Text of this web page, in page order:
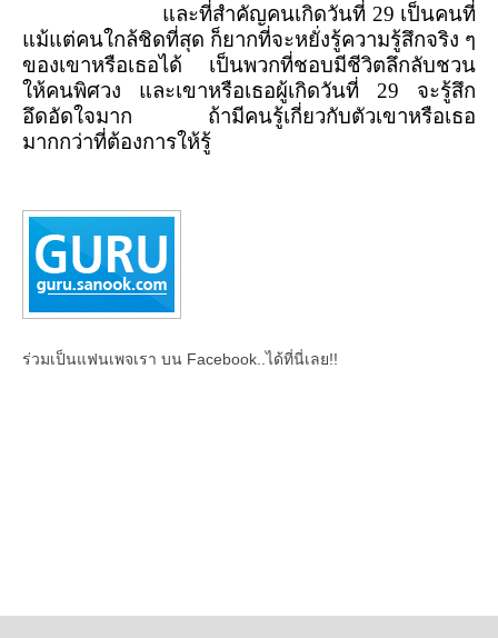
และที่สำคัญคนเกิดวันที่ 29 เป็นคนที่
แม้แต่คนใกล้ชิดที่สุด ก็ยากที่จะหยั่งรู้ความรู้สึกจริง ๆ
ของเขาหรือเธอได้ เป็นพวกที่ชอบมีชีวิตลึกลับชวน
ให้คนพิศวง และเขาหรือเธอผู้เกิดวันที่ 29 จะรู้สึก
อึดอัดใจมาก ถ้ามีคนรู้เกี่ยวกับตัวเขาหรือเธอ
มากกว่าที่ต้องการให้รู้
ร่วมเป็นแฟนเพจเรา บน Facebook..ได้ที่นี่เลย!!